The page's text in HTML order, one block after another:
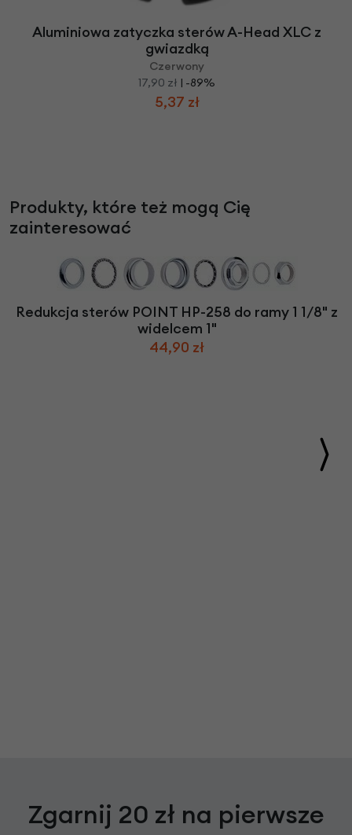
Aluminiowa zatyczka sterów A-Head XLC z
gwiazdką
Czerwony
17,90 zł | -89%
5,37 zł
Produkty, które też mogą Cię
zainteresować
Redukcja sterów POINT HP-258 do ramy 1 1/8" z
widelcem 1"
44,90 zł
Zgarnij 20 zł na pierwsze